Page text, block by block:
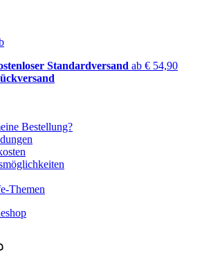
Standardversand ab € 54,90
Bestellung?
Themen